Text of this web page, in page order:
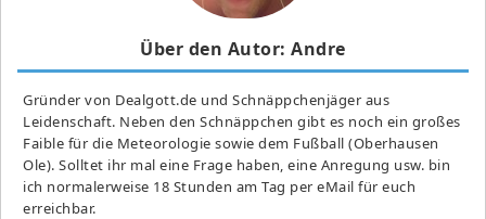
Über den Autor: Andre
Gründer von Dealgott.de und Schnäppchenjäger aus
Leidenschaft. Neben den Schnäppchen gibt es noch ein großes
Fai­ble für die Meteorologie sowie dem Fußball (Oberhausen
Ole). Solltet ihr mal eine Frage haben, eine Anregung usw. bin
ich normalerweise 18 Stunden am Tag per eMail für euch
erreichbar.